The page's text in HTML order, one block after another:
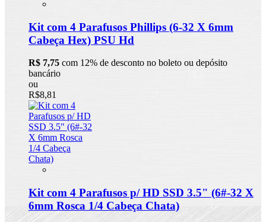
Kit com 4 Parafusos Phillips (6-32 X 6mm
Cabeça Hex) PSU Hd
R$ 7,75 com 12% de desconto no boleto ou depósito
bancário
ou
R$8,81
Kit com 4 Parafusos p/ HD SSD 3.5" (6#-32 X
6mm Rosca 1/4 Cabeça Chata)